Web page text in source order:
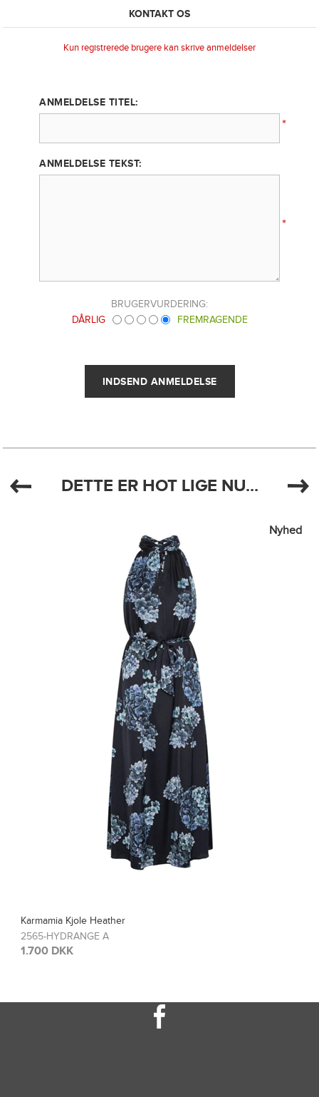
KONTAKT OS
Kun registrerede brugere kan skrive anmeldelser
ANMELDELSE TITEL:
*
ANMELDELSE TEKST:
*
BRUGERVURDERING:
DÅRLIG
FREMRAGENDE
DETTE ER HOT LIGE NU...